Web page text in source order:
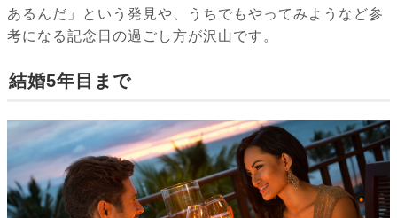
あるんだ」という発見や、うちでもやってみようなど参
考になる記念日の過ごし方が沢山です。
結婚5年目まで